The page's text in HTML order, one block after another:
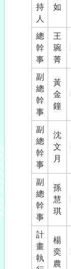
持
人
如
總
幹
事
王
琬
菁
副
總
幹
事
黃
金
鐘
副
總
幹
事
沈
文
月
副
總
幹
事
孫
慧
琪
計
畫
執
楊
奕
農